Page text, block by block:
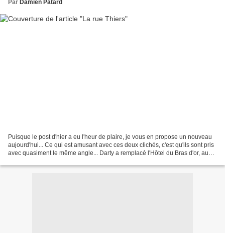
Par Damien Patard
Puisque le post d'hier a eu l'heur de plaire, je vous en propose un nouveau
aujourd'hui... Ce qui est amusant avec ces deux clichés, c'est qu'ils sont pris
avec quasiment le même angle... Darty a remplacé l'Hôtel du Bras d'or, au